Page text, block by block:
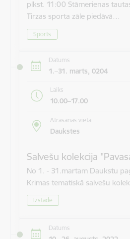
plkst. 11:00 Stāmerienas
Tirzas sporta zāle piedāvā…
Sports
Datums
1.–31. marts, 0204
Laiks
10.00–17.00
Atrašanās vieta
Daukstes
Salvešu kolekcija
No 1. - 31.martam Daukstu
Krimas tematiskā salvešu
Izstāde
Datums